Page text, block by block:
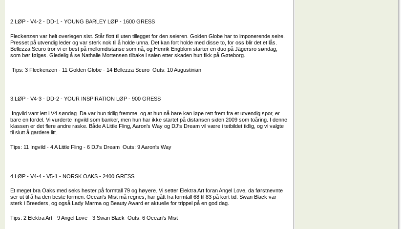
2.LØP - V4-2 - DD-1 - YOUNG BARLEY LØP - 1600 GRESS
Fleckenzen var helt overlegen sist. Står flott til uten tillegget for den seieren. Golden Globe har to imponerende seire.
Presset på utvendig leder og var sterk nok til å holde unna. Det kan fort holde med disse to, for oss blir det et lås.
Bellezza Scuro tror vi er best på mellomdistanse som nå, og Henrik Engblom starter en duo på Jägersro søndag,
som bør følges. Gledelig å se Nathalie Mortensen tilbake i salen etter skaden hun fikk på Gøteborg.
Tips: 3 Fleckenzen - 11 Golden Globe - 14 Bellezza Scuro Outs: 10 Augustinian
3.LØP - V4-3 - DD-2 - YOUR INSPIRATION LØP - 900 GRESS
Ingvild vant lett i V4 søndag. Da var hun tidlig fremme, og at hun nå bare kan løpe rett frem fra et utvendig spor, er
bare en fordel. Vi vurderte Ingvild som banker, men hun har ikke startet på distansen siden 2009 som toåring. I denne
klassen er det flere andre raske. Både A Little Fling, Aaron's Way og DJ's Dream vil være i tetbildet tidlig, og vi valgte
til slutt å gardere litt.
Tips: 11 Ingvild - 4 A Little Fling - 6 DJ's Dream Outs: 9 Aaron's Way
4.LØP - V4-4 - V5-1 - NORSK OAKS - 2400 GRESS
Et meget bra Oaks med seks hester på formtall 79 og høyere. Vi setter Elektra Art foran Angel Love, da førstnevnte
ser ut til å ha den beste formen. Ocean's Mist må regnes, har gått fra formtall 68 til 83 på kort tid. Swan Black var
sterk i Breeders, og også Lady Marma og Beauty Award er aktuelle for trippel på en god dag.
Tips: 2 Elektra Art - 9 Angel Love - 3 Swan Black Outs: 6 Ocean's Mist